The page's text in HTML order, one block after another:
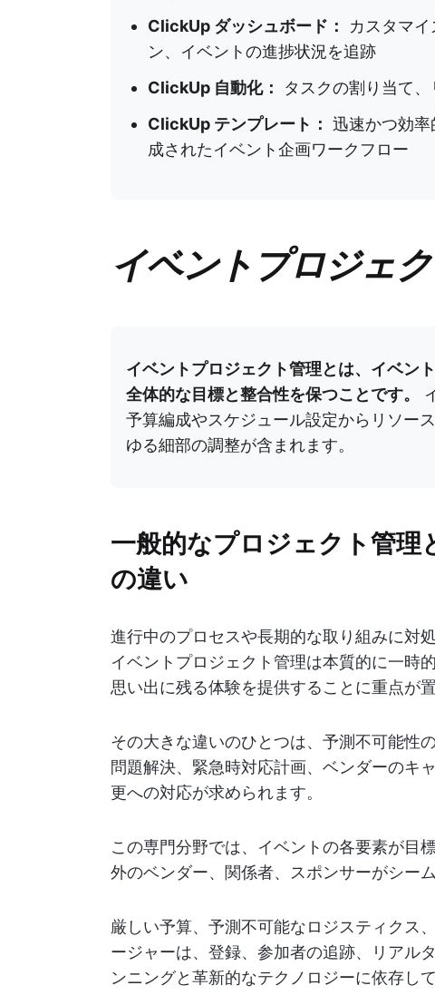
ClickUp ダッシュボード：
カスタマ
ン、イベントの進捗状況を追跡
ClickUp 自動化：
タスクの割り当て
ClickUp テンプレート： 迅速かつ効
成されたイベント企画ワークフロー
イベントプロジェ
イベントプロジェクト管理とは、イベン
全体的な目標と整合性を保つことです。
予算編成やスケジュール設定からリソー
ゆる細部の調整が含まれます。
一般的なプロジェクト管
の違い
進行中のプロセスや長期的な取り組みに対
イベントプロジェクト管理は本質的に一時
思い出に残る体験を提供することに重点が置
その大きな違いのひとつは、予測不可能性
問題解決、緊急時対応計画、ベンダーのキ
更への対応が求められます。
この専門分野では、イベントの各要素が目
外のベンダー、関係者、スポンサーがシー
厳しい予算、予測不可能なロジスティクス
ージャーは、登録、参加者の追跡、リアル
ンニングと革新的なテクノロジーに依存して